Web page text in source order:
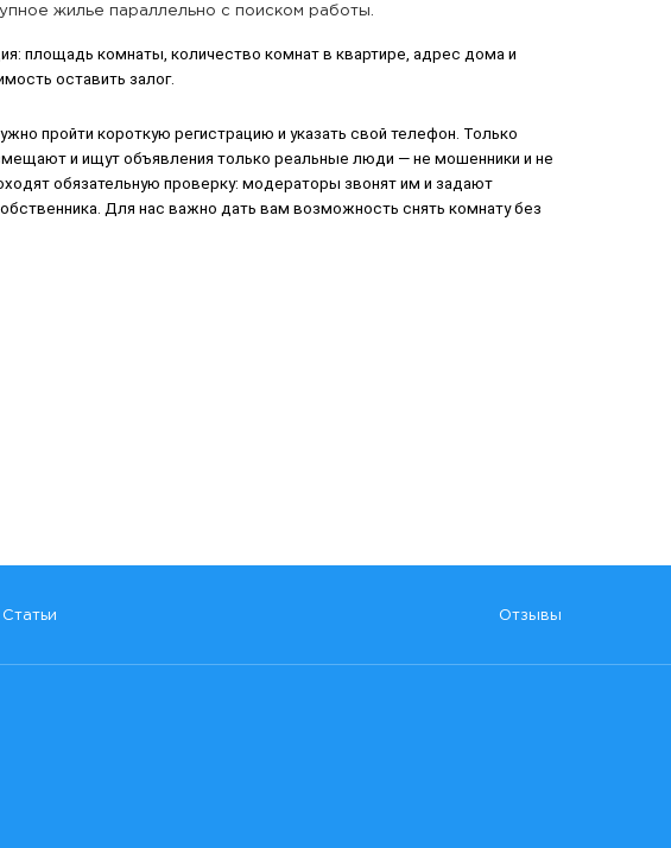
жилье параллельно с поиском работы.
площадь комнаты, количество комнат в квартире, адрес дома и
оставить залог.
пройти короткую регистрацию и указать свой телефон. Только
и ищут объявления только реальные люди — не мошенники и не
обязательную проверку: модераторы звонят им и задают
Для нас важно дать вам возможность снять комнату без
Статьи Отзывы